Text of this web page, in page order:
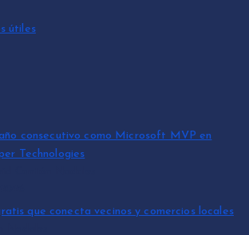
útiles
consecutivo como Microsoft MVP en
Technologies
que conecta vecinos y comercios locales